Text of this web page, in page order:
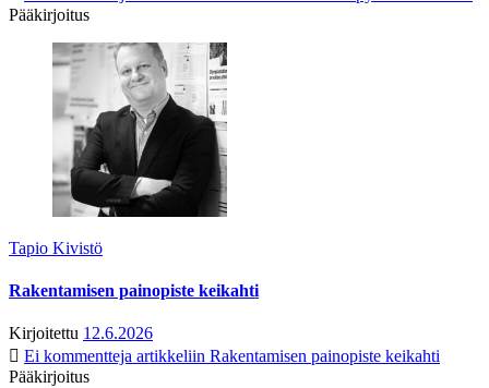
Pääkirjoitus
Tapio Kivistö
Rakentamisen painopiste keikahti
Kirjoitettu 12.6.2026
Ei kommentteja artikkeliin Rakentamisen painopiste keikahti
Pääkirjoitus